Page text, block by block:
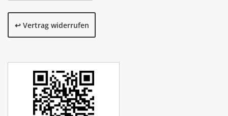
↩️ Vertrag widerrufen